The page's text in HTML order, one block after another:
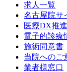
求人一覧
名古屋院サ
医療DX推
電子的診療
施術同意書
当院へのご
業者様窓口